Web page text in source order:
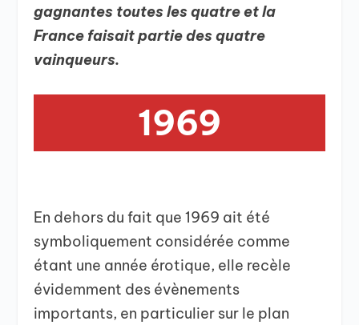
gagnantes toutes les quatre et la
France faisait partie des quatre
vainqueurs.
1969
En dehors du fait que 1969 ait été
symboliquement considérée comme
étant une année érotique, elle recèle
évidemment des évènements
importants, en particulier sur le plan